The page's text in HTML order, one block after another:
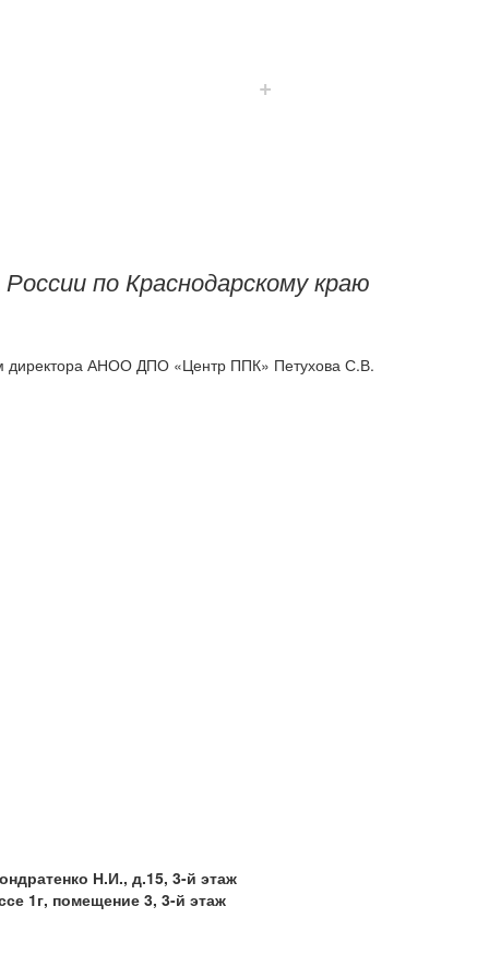
+
по Краснодарскому краю
директора АНОО ДПО «Центр ППК» Петухова С.В.
Н.И., д.15, 3-й этаж
1г, помещение 3, 3-й этаж